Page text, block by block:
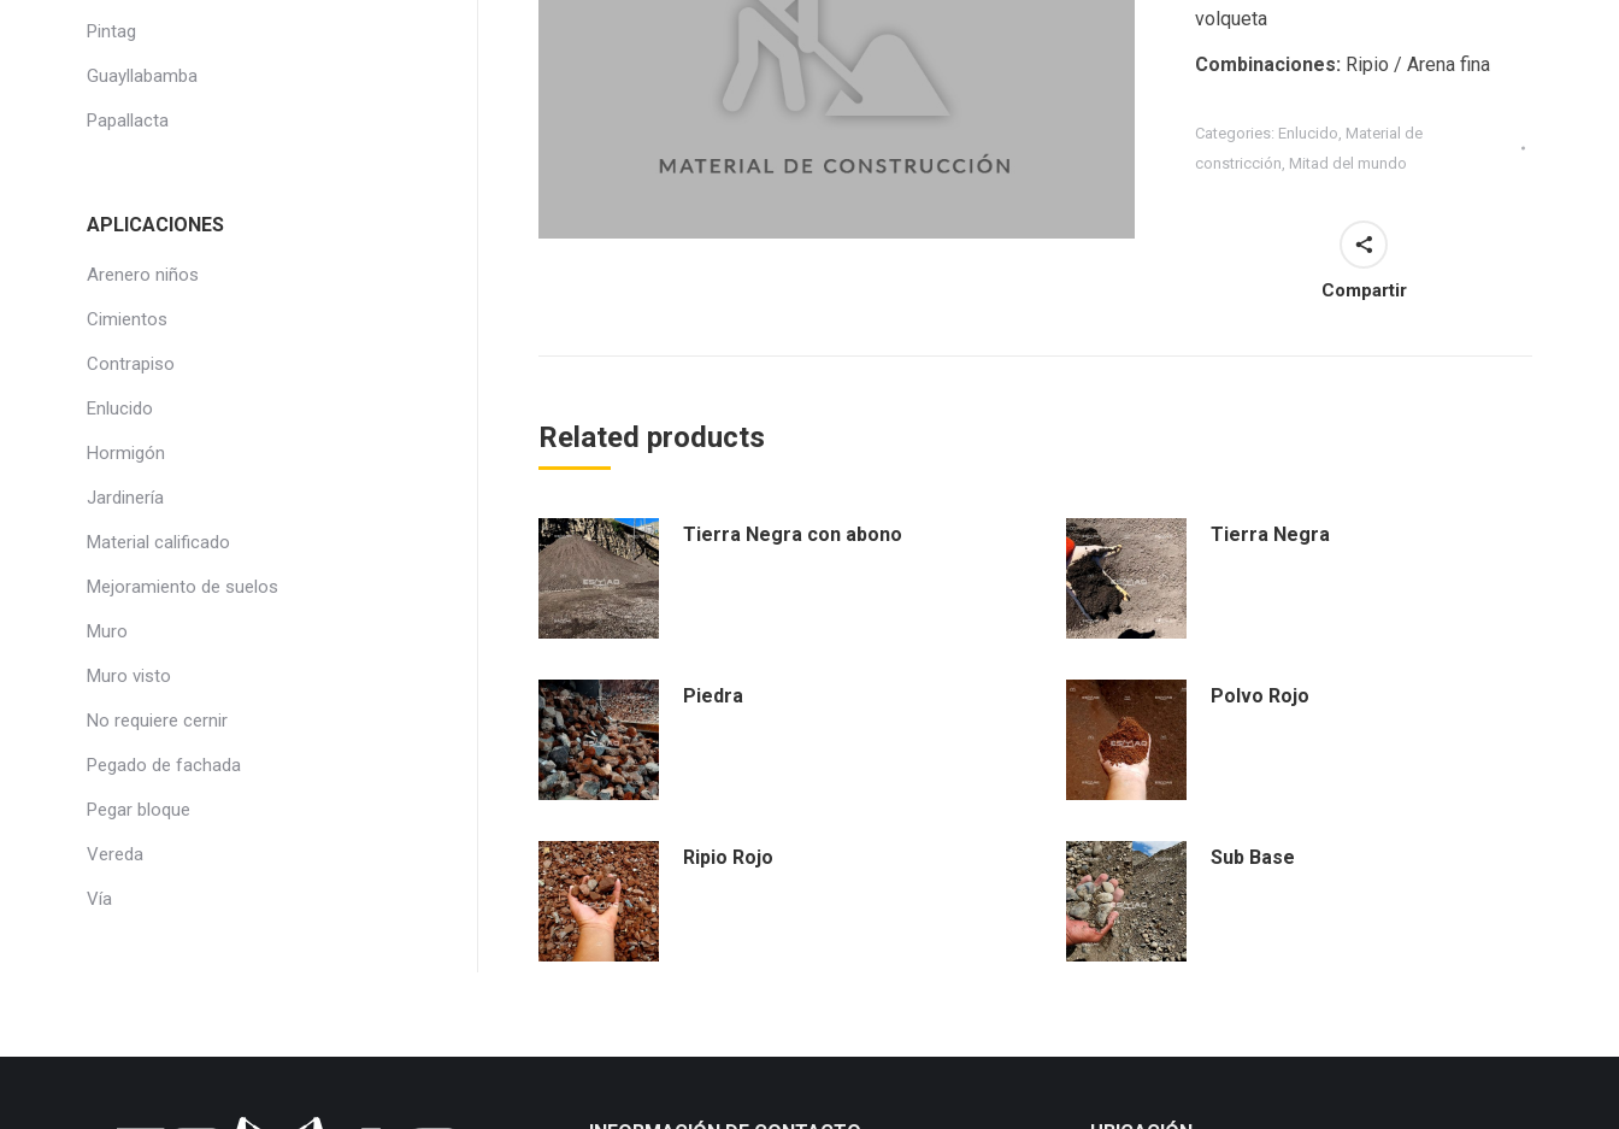
volqueta
Combinaciones: Ripio / Arena fina
Categories: Enlucido, Material de
constricción, Mitad del mundo
Compartir
Related products
Tierra Negra con abono Tierra Negra
Piedra Polvo Rojo
Ripio Rojo Sub Base
Pintag
Guayllabamba
Papallacta
APLICACIONES
Arenero niños
Cimientos
Contrapiso
Enlucido
Hormigón
Jardinería
Material calificado
Mejoramiento de suelos
Muro
Muro visto
No requiere cernir
Pegado de fachada
Pegar bloque
Vereda
Vía